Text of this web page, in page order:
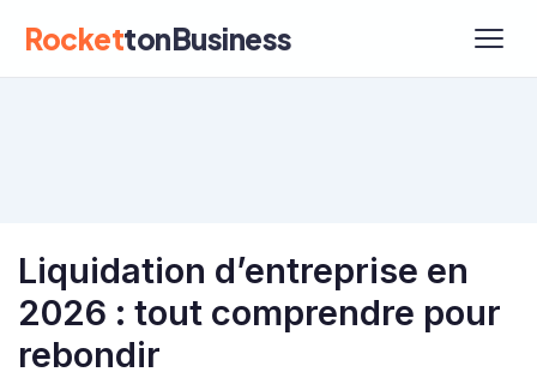
RockettonBusiness
Liquidation d’entreprise en
2026 : tout comprendre pour
rebondir